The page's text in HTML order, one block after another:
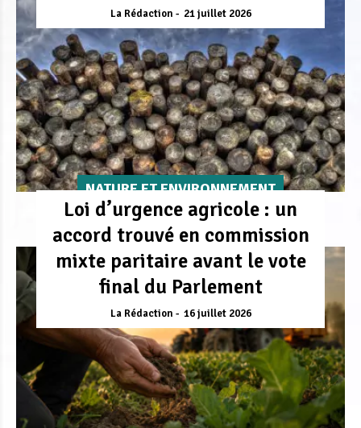
La Rédaction 21 juillet 2026
NATURE ET ENVIRONNEMENT
Loi d’urgence agricole : un
accord trouvé en commission
mixte paritaire avant le vote
final du Parlement
La Rédaction 16 juillet 2026